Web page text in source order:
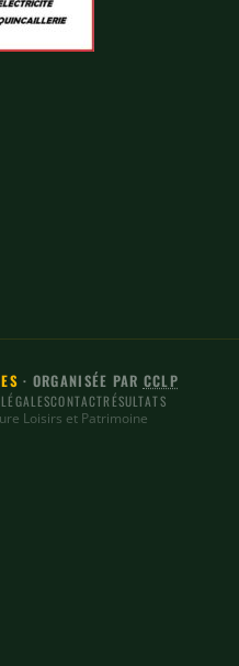
· ORGANISÉE PAR CCLP
CONTACTRÉSULTATS
Loisirs et Patrimoine